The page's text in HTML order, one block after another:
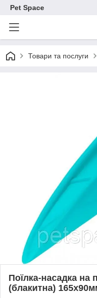
Pet Space
Товари та послуги
Поїлка-насадка на
(блакитна)